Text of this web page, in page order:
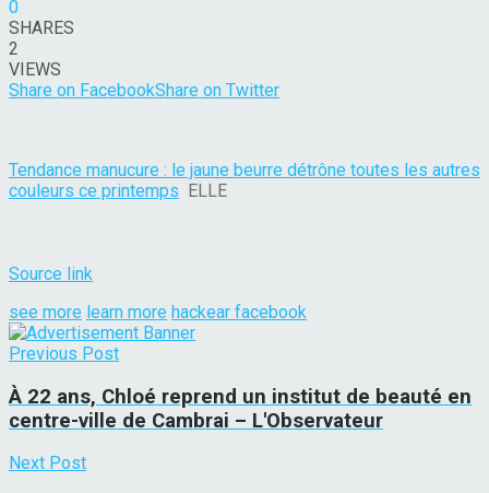
0
SHARES
2
VIEWS
Share on FacebookShare on Twitter
Tendance manucure : le jaune beurre détrône toutes les autres
couleurs ce printemps ELLE
Source link
see more learn more hackear facebook
Previous Post
À 22 ans, Chloé reprend un institut de beauté en
centre-ville de Cambrai – L'Observateur
Next Post